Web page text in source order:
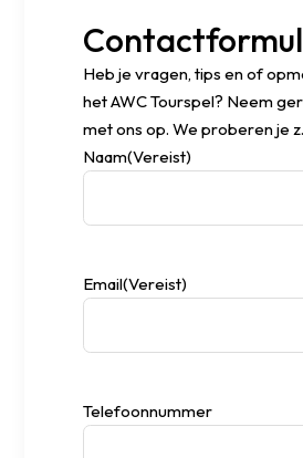
Heb je vragen, tips en of
het AWC Tourspel? Neem
met ons op. We proberen je
Naam(Vereist)
Email(Vereist)
Telefoonnummer